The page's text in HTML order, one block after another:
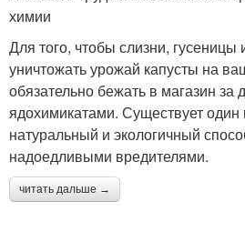
химии
Для того, чтобы слизни, гусеницы
уничтожать урожай капусты на
обязательно бежать в магазин за
ядохимикатами. Существует один
натуральный и экологичный
надоедливыми вредителями.
читать дальше →